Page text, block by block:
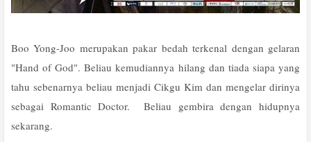
Boo Yong-Joo merupakan pakar bedah terkenal dengan gelaran
"Hand of God". Beliau kemudiannya hilang dan tiada siapa yang
tahu sebenarnya beliau menjadi Cikgu Kim dan mengelar dirinya
sebagai Romantic Doctor. Beliau gembira dengan hidupnya
sekarang.